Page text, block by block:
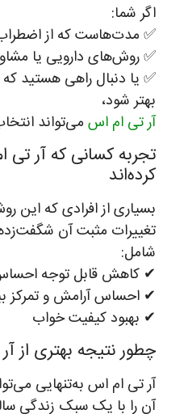
اگر شما:
✅ مدت‌هاست که از
✅ روش‌های دارویی یا
✅ یا دنبال راهی هستید که
بهتر شود،
آر تی ام اسمی‌تواند
تجربه کسانی که آر تی
کرده‌اند
بسیاری از افرادی که این
تغییرات مثبت آن
شامل:
✔ کاهش قابل توجه
✔ احساس آرامش و تمرکز
✔ بهبود کیفیت خواب
چطور نتیجه بهتری از
آر تی ام اس به‌تنهایی
آن را با یک سبک زندگی